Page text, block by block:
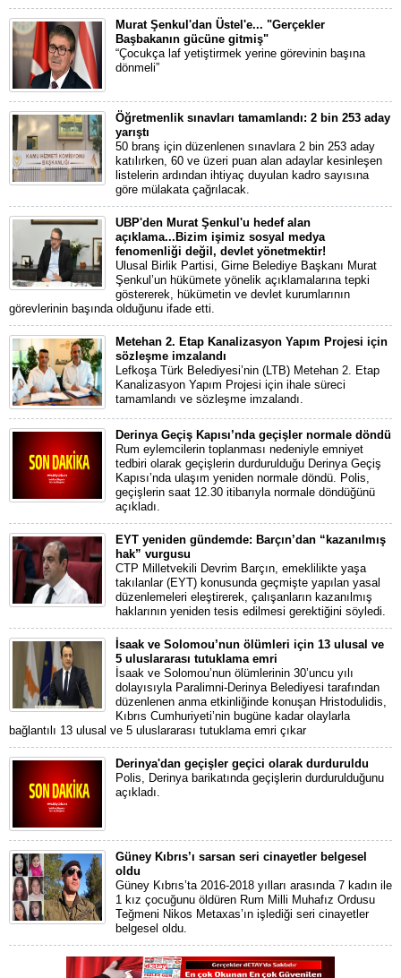
Murat Şenkul'dan Üstel'e... "Gerçekler
Başbakanın gücüne gitmiş"
“Çocukça laf yetiştirmek yerine görevinin başına
dönmeli”
Öğretmenlik sınavları tamamlandı: 2 bin 253 aday
yarıştı
50 branş için düzenlenen sınavlara 2 bin 253 aday
katılırken, 60 ve üzeri puan alan adaylar kesinleşen
listelerin ardından ihtiyaç duyulan kadro sayısına
göre mülakata çağrılacak.
UBP'den Murat Şenkul'u hedef alan
açıklama...Bizim işimiz sosyal medya
fenomenliği değil, devlet yönetmektir!
Ulusal Birlik Partisi, Girne Belediye Başkanı Murat
Şenkul’un hükümete yönelik açıklamalarına tepki
göstererek, hükümetin ve devlet kurumlarının
görevlerinin başında olduğunu ifade etti.
Metehan 2. Etap Kanalizasyon Yapım Projesi için
sözleşme imzalandı
Lefkoşa Türk Belediyesi’nin (LTB) Metehan 2. Etap
Kanalizasyon Yapım Projesi için ihale süreci
tamamlandı ve sözleşme imzalandı.
Derinya Geçiş Kapısı’nda geçişler normale döndü
Rum eylemcilerin toplanması nedeniyle emniyet
tedbiri olarak geçişlerin durdurulduğu Derinya Geçiş
Kapısı’nda ulaşım yeniden normale döndü. Polis,
geçişlerin saat 12.30 itibarıyla normale döndüğünü
açıkladı.
EYT yeniden gündemde: Barçın’dan “kazanılmış
hak” vurgusu
CTP Milletvekili Devrim Barçın, emeklilikte yaşa
takılanlar (EYT) konusunda geçmişte yapılan yasal
düzenlemeleri eleştirerek, çalışanların kazanılmış
haklarının yeniden tesis edilmesi gerektiğini söyledi.
İsaak ve Solomou’nun ölümleri için 13 ulusal ve
5 uluslararası tutuklama emri
İsaak ve Solomou’nun ölümlerinin 30’uncu yılı
dolayısıyla Paralimni-Derinya Belediyesi tarafından
düzenlenen anma etkinliğinde konuşan Hristodulidis,
Kıbrıs Cumhuriyeti’nin bugüne kadar olaylarla
bağlantılı 13 ulusal ve 5 uluslararası tutuklama emri çıkar
Derinya'dan geçişler geçici olarak durduruldu
Polis, Derinya barikatında geçişlerin durdurulduğunu
açıkladı.
Güney Kıbrıs’ı sarsan seri cinayetler belgesel
oldu
Güney Kıbrıs’ta 2016-2018 yılları arasında 7 kadın ile
1 kız çocuğunu öldüren Rum Milli Muhafız Ordusu
Teğmeni Nikos Metaxas’ın işlediği seri cinayetler
belgesel oldu.